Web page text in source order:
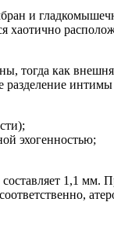
и
тогда как
разделение
эхогенностью;
1,1